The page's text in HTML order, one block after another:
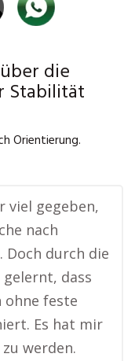
die
Stabilität
Orientierung.
viel gegeben,
nach
durch die
dass
feste
Es hat mir
werden.